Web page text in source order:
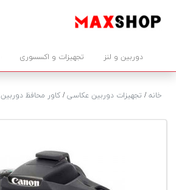
دوربین و لنز تجهیزات و اکسسوری
خانه/ تجهیزات دوربین عکاسی/ کاور محافظ دوربین